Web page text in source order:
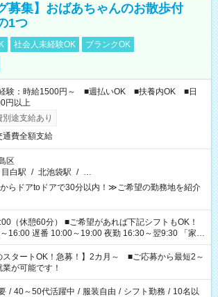
募集】おばあちゃんのお散歩付
1つ
社会人未経験OK
ブランクOK
験：時給1500円～ ■週払いOK ■扶養内OK ■日
円以上
別途支給あり
通費全額支給
区
目白駅 / 北池袋駅 / …
らドアtoドアで30分以内！≫ご希望の勤務地を紹介
■ご希望があれば下記シフトもOK！
16:00 遅番 10:00～19:00 夜勤 16:30～翌9:30 「家族
わせたい」 「余裕を持って夕飯の準備がしたい」
残業はしたくない」 など、ご希望を教えてください
つのお仕事の勤務時間。 合計で週40時間を超える場
きません。
スタートOK！急募！】2カ月～ ■ご応募から最短2～
が可能です！
/ 40～50代活躍中 / 服装自由 / シフト勤務 / 10名以